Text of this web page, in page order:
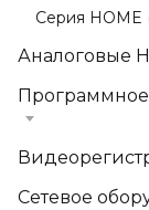
Серия HOME
Аналоговые
Сетевое